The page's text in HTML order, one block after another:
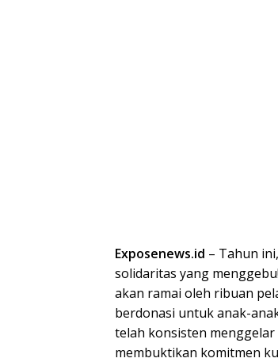
Exposenews.id – Tahun
solidaritas yang
akan ramai oleh ribuan
berdonasi untuk anak-
telah konsisten
membuktikan komitmen